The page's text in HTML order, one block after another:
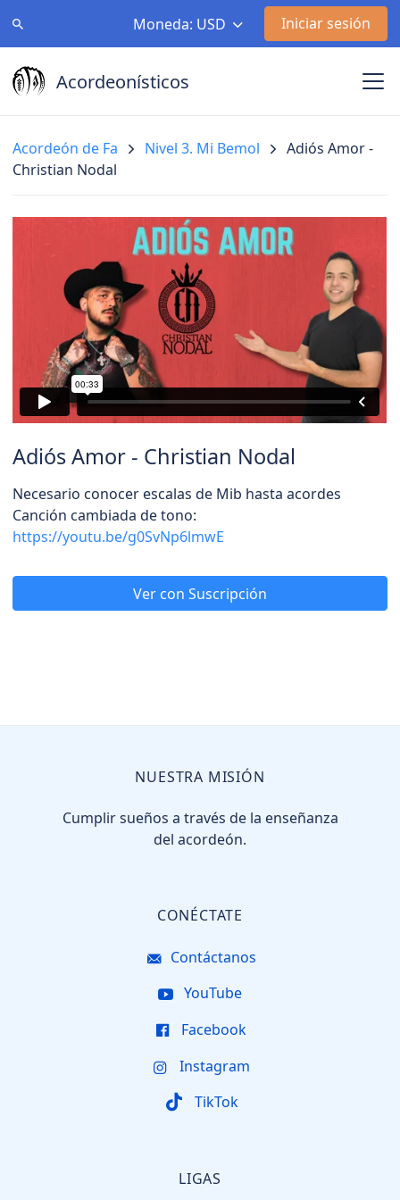
Moneda: USD Iniciar sesión
Acordeonísticos
Acordeón de Fa Nivel 3. Mi Bemol
Adiós Amor -
Christian Nodal
Adiós Amor - Christian Nodal
Necesario conocer escalas de Mib hasta acordes
Canción cambiada de tono:
https://youtu.be/g0SvNp6lmwE
Ver con Suscripción
NUESTRA MISIÓN
Cumplir sueños a través de la enseñanza
del acordeón.
CONÉCTATE
Contáctanos
YouTube
Facebook
Instagram
TikTok
LIGAS